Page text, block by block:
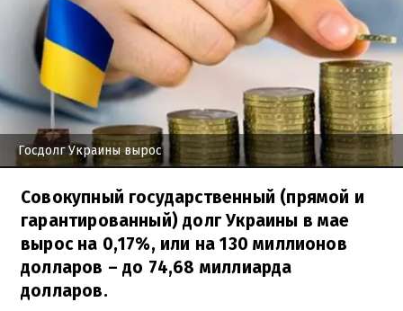
Госдолг Украины вырос
Совокупный государственный (прямой и
гарантированный) долг Украины в мае
вырос на 0,17%, или на 130 миллионов
долларов – до 74,68 миллиарда
долларов.